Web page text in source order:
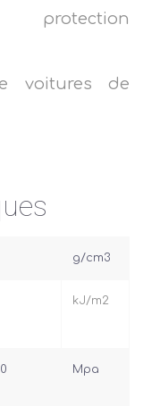
protection
voitures de
g/cm3
kJ/m2
Mpa